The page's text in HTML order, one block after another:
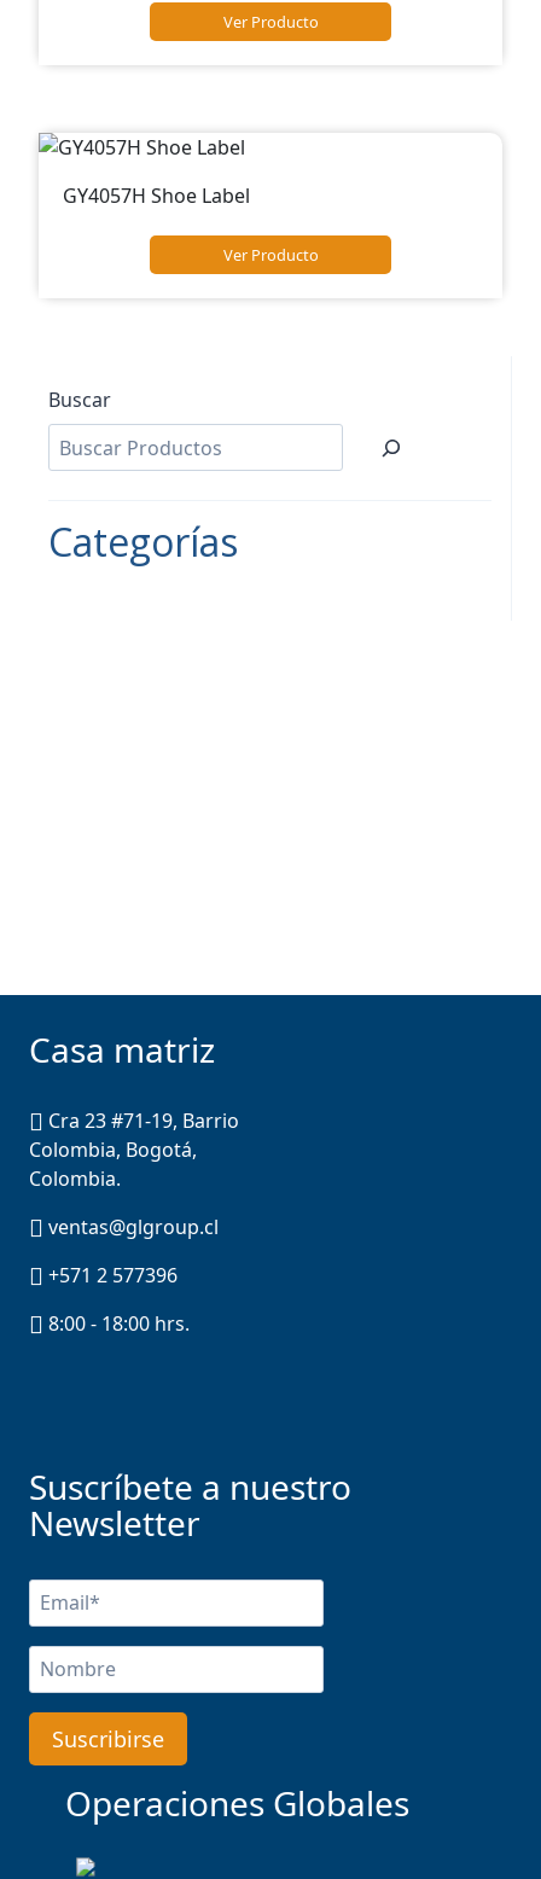
Ver Producto
GY4057H Shoe Label
Ver Producto
Buscar
Categorías
Casa matriz
Cra 23 #71-19, Barrio
Colombia, Bogotá,
Colombia.
ventas@glgroup.cl
+571 2 577396
8:00 - 18:00 hrs.
Suscríbete a nuestro
Newsletter
Operaciones Globales